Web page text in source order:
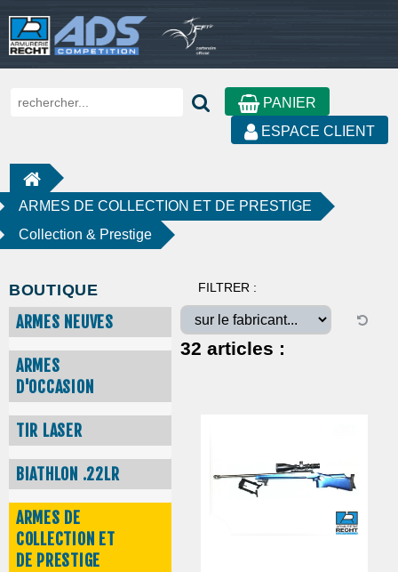
PANIER
ESPACE CLIENT
ARMES DE COLLECTION ET DE PRESTIGE
Collection & Prestige
BOUTIQUE
ARMES NEUVES
ARMES
D'OCCASION
TIR LASER
BIATHLON .22LR
ARMES DE
COLLECTION ET
DE PRESTIGE
FILTRER :
32 articles :